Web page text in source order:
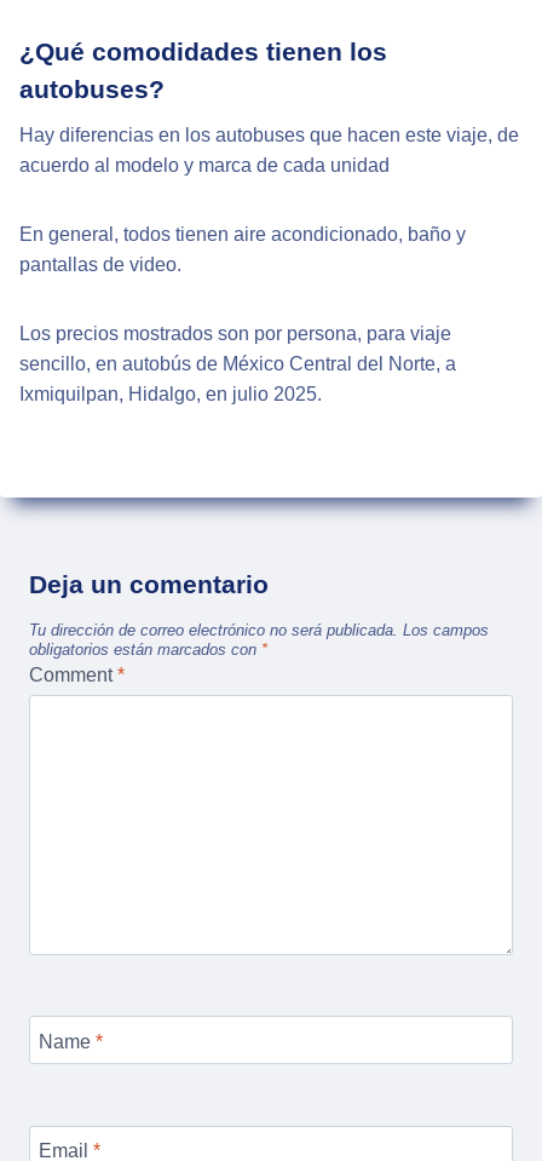
¿Qué comodidades tienen los
autobuses?
Hay diferencias en los autobuses que hacen este viaje, de
acuerdo al modelo y marca de cada unidad
En general, todos tienen aire acondicionado, baño y
pantallas de video.
Los precios mostrados son por persona, para viaje
sencillo, en autobús de México Central del Norte, a
Ixmiquilpan, Hidalgo, en julio 2025.
Deja un comentario
Tu dirección de correo electrónico no será publicada. Los campos
obligatorios están marcados con *
Comment*
Name *
Email *